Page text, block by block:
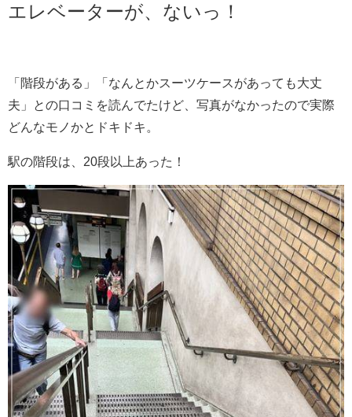
エレベーターが、ないっ！
「階段がある」「なんとかスーツケースがあっても大丈
夫」との口コミを読んでたけど、写真がなかったので実際
どんなモノかとドキドキ。
駅の階段は、20段以上あった！